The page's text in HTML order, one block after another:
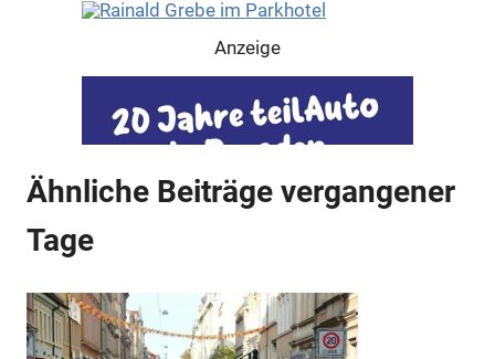
Anzeige
Anzeige
Anzeige
Ähnliche Beiträge vergangener
Tage